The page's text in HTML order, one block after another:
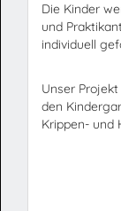
Die Kinder
und
individuell
Unser
den
Krippen- und